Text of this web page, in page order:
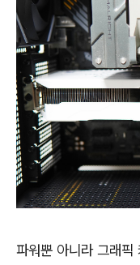
파워뿐 아니라 그래픽